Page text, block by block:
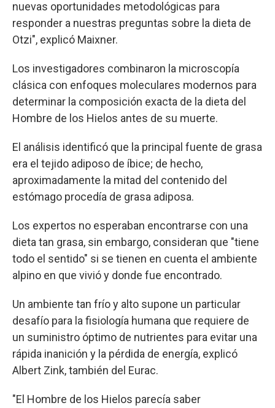
nuevas oportunidades metodológicas para
responder a nuestras preguntas sobre la dieta de
Otzi", explicó Maixner.
Los investigadores combinaron la microscopía
clásica con enfoques moleculares modernos para
determinar la composición exacta de la dieta del
Hombre de los Hielos antes de su muerte.
El análisis identificó que la principal fuente de grasa
era el tejido adiposo de íbice; de hecho,
aproximadamente la mitad del contenido del
estómago procedía de grasa adiposa.
Los expertos no esperaban encontrarse con una
dieta tan grasa, sin embargo, consideran que "tiene
todo el sentido" si se tienen en cuenta el ambiente
alpino en que vivió y donde fue encontrado.
Un ambiente tan frío y alto supone un particular
desafío para la fisiología humana que requiere de
un suministro óptimo de nutrientes para evitar una
rápida inanición y la pérdida de energía, explicó
Albert Zink, también del Eurac.
"El Hombre de los Hielos parecía saber